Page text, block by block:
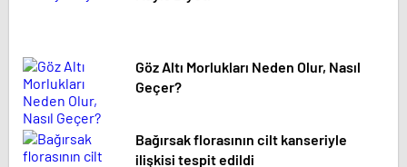
Göz Altı Morlukları Neden Olur, Nasıl
Geçer?
Bağırsak florasının cilt kanseriyle
ilişkisi tespit edildi